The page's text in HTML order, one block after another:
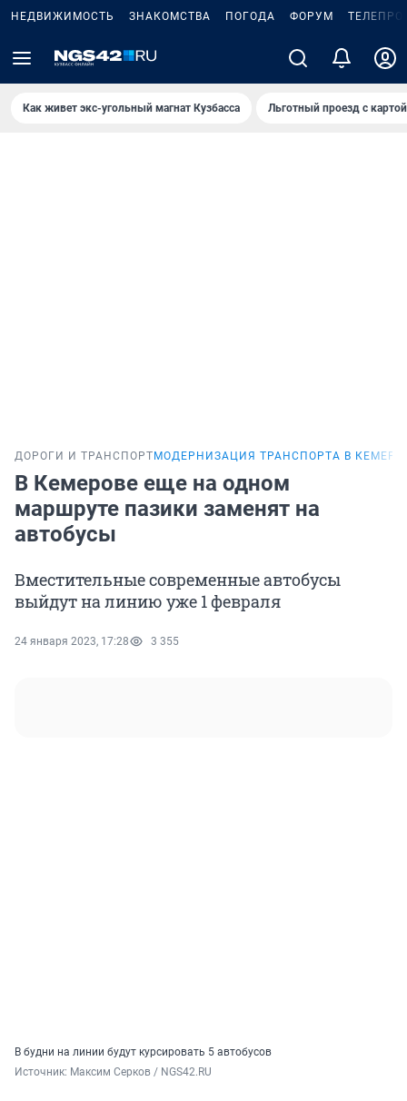
НЕДВИЖИМОСТЬ ЗНАКОМСТВА ПОГОДА ФОРУМ
Как живет экс-угольный магнат Кузбасса Льготный проезд с
ДОРОГИ И ТРАНСПОРТ МОДЕРНИЗАЦИЯ ТРАНСПОРТА В
В Кемерове еще на одном
маршруте пазики заменят на
автобусы
Вместительные современные автобусы
выйдут на линию уже 1 февраля
24 января 2023, 17:28 3 355
В будни на линии будут курсировать 5 автобусов
Источник: Максим Серков / NGS42.RU